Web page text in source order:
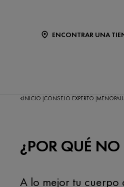
ENCONTRAR UNA
INICIO CONSEJO EXPERTO
¿POR QUÉ
A lo mejor tu cuerpo